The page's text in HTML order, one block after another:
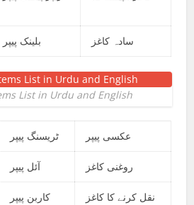
بلینک پیپر سادہ کاغز
List in Urdu and English
ٹریسنگ پیپر عکسی پیپر
آئل پیپر روغنی کاغز
کاربن پیپر نقل کرنے کا کاغز